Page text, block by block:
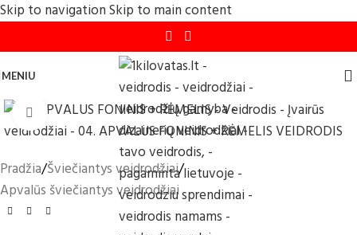
Skip to navigationSkip to main content
MENIU
Click to enlarge
Pradžia/Šviečiantys veidrodžiai/
Apvalūs šviečiantys veidrodžiai